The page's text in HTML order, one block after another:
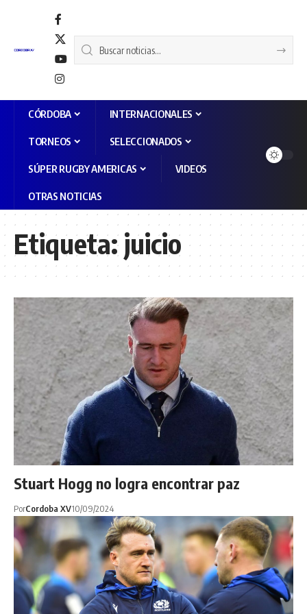
CÓRDOBA INTERNACIONALES
TORNEOS SELECCIONADOS
SÚPER RUGBY AMERICAS VIDEOS
OTRAS NOTICIAS
Etiqueta:juicio
Stuart Hogg no logra encontrar paz
PorCordoba XV10/09/2024